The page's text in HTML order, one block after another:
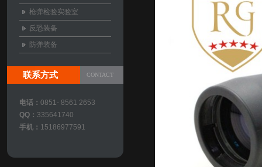
枪弹检验实验室
反恐装备
防弹装备
CONTACT
联系方式
电话： 0851- 8561 2653
QQ： 335641740
手机： 15186977591